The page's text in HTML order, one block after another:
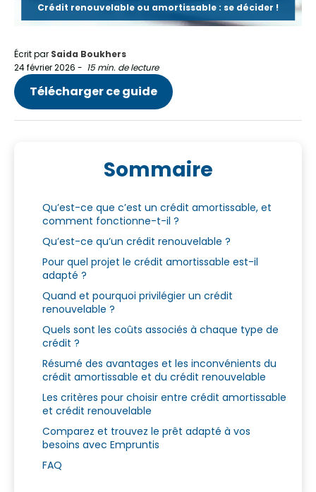
Crédit renouvelable ou amortissable : se décider !
Écrit par Saida Boukhers
24 février 2026 - 15 min. de lecture
Télécharger ce guide
Sommaire
Qu’est-ce que c’est un crédit amortissable, et
comment fonctionne-t-il ?
Qu’est-ce qu’un crédit renouvelable ?
Pour quel projet le crédit amortissable est-il
adapté ?
Quand et pourquoi privilégier un crédit
renouvelable ?
Quels sont les coûts associés à chaque type de
crédit ?
Résumé des avantages et les inconvénients du
crédit amortissable et du crédit renouvelable
Les critères pour choisir entre crédit amortissable
et crédit renouvelable
Comparez et trouvez le prêt adapté à vos
besoins avec Empruntis
FAQ